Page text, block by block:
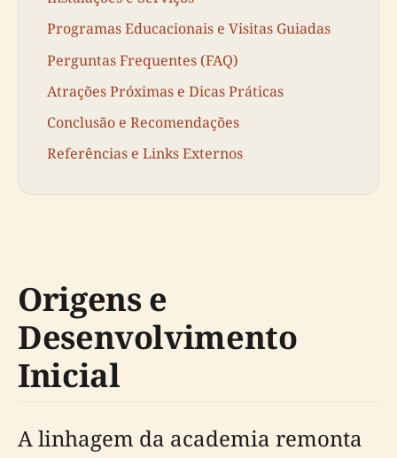
Programas Educacionais e Visitas Guiadas
Perguntas Frequentes (FAQ)
Atrações Próximas e Dicas Práticas
Conclusão e Recomendações
Referências e Links Externos
Origens e
Desenvolvimento
Inicial
A linhagem da academia remonta